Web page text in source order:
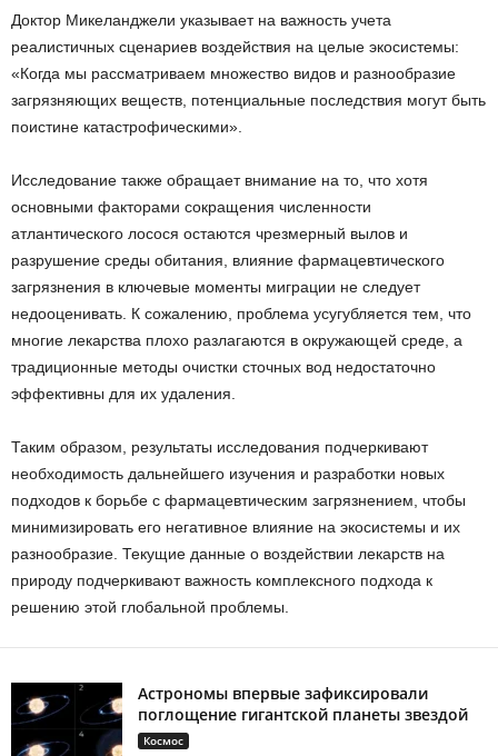
Доктор Микеланджели указывает на важность учета
реалистичных сценариев воздействия на целые экосистемы:
«Когда мы рассматриваем множество видов и разнообразие
загрязняющих веществ, потенциальные последствия могут быть
поистине катастрофическими».
Исследование также обращает внимание на то, что хотя
основными факторами сокращения численности
атлантического лосося остаются чрезмерный вылов и
разрушение среды обитания, влияние фармацевтического
загрязнения в ключевые моменты миграции не следует
недооценивать. К сожалению, проблема усугубляется тем, что
многие лекарства плохо разлагаются в окружающей среде, а
традиционные методы очистки сточных вод недостаточно
эффективны для их удаления.
Таким образом, результаты исследования подчеркивают
необходимость дальнейшего изучения и разработки новых
подходов к борьбе с фармацевтическим загрязнением, чтобы
минимизировать его негативное влияние на экосистемы и их
разнообразие. Текущие данные о воздействии лекарств на
природу подчеркивают важность комплексного подхода к
решению этой глобальной проблемы.
Астрономы впервые зафиксировали
поглощение гигантской планеты звездой
Космос